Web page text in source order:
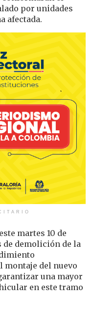
por unidades
afectada.
martes 10 de
demolición de la
montaje del nuevo
una mayor
en este tramo